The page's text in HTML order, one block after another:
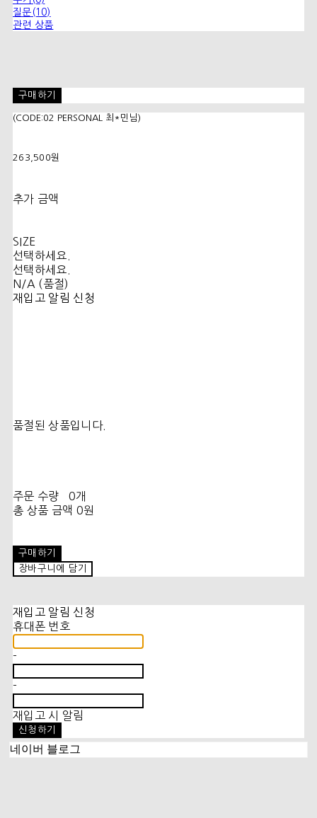
질문(10)
관련 상품
구매하기
(CODE:02 PERSONAL 최*민님)
263,500원
추가 금액
SIZE
선택하세요.
선택하세요.
N/A (품절)
재입고 알림 신청
품절된 상품입니다.
주문 수량
0개
총 상품 금액 0원
구매하기
장바구니에 담기
재입고 알림 신청
휴대폰 번호
-
-
재입고 시 알림
신청하기
네이버 블로그